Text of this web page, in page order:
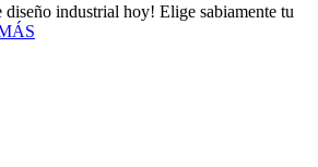
diseño industrial hoy! Elige sabiamente tu